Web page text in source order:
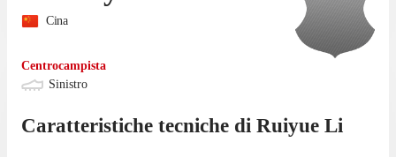
Cina
Centrocampista
Sinistro
Caratteristiche tecniche di Ruiyue Li